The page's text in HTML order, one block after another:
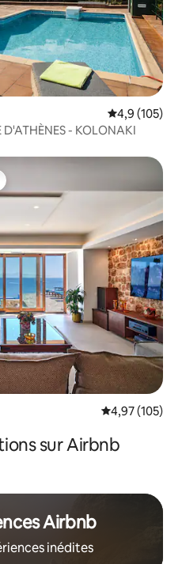
Évaluation
4,9 (105)
D'ATHÈNES - KOLONAKI
plus appréciés
Évaluation
4,97 (105)
sur Airbnb
Airbnb
inédites